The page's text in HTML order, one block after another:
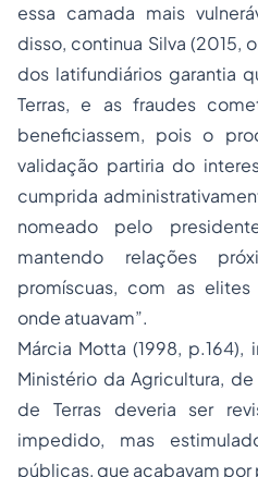
essa camada mais
disso, continua Silva (2015,
dos latifundiários garantia
Terras, e as fraudes
beneficiassem, pois o
validação partiria do
cumprida
nomeado pelo
mantendo relações
promíscuas, com as
onde atuavam”.
Márcia Motta (1998,
Ministério da Agricultura,
de Terras deveria ser
impedido, mas
públicas, que acabavam